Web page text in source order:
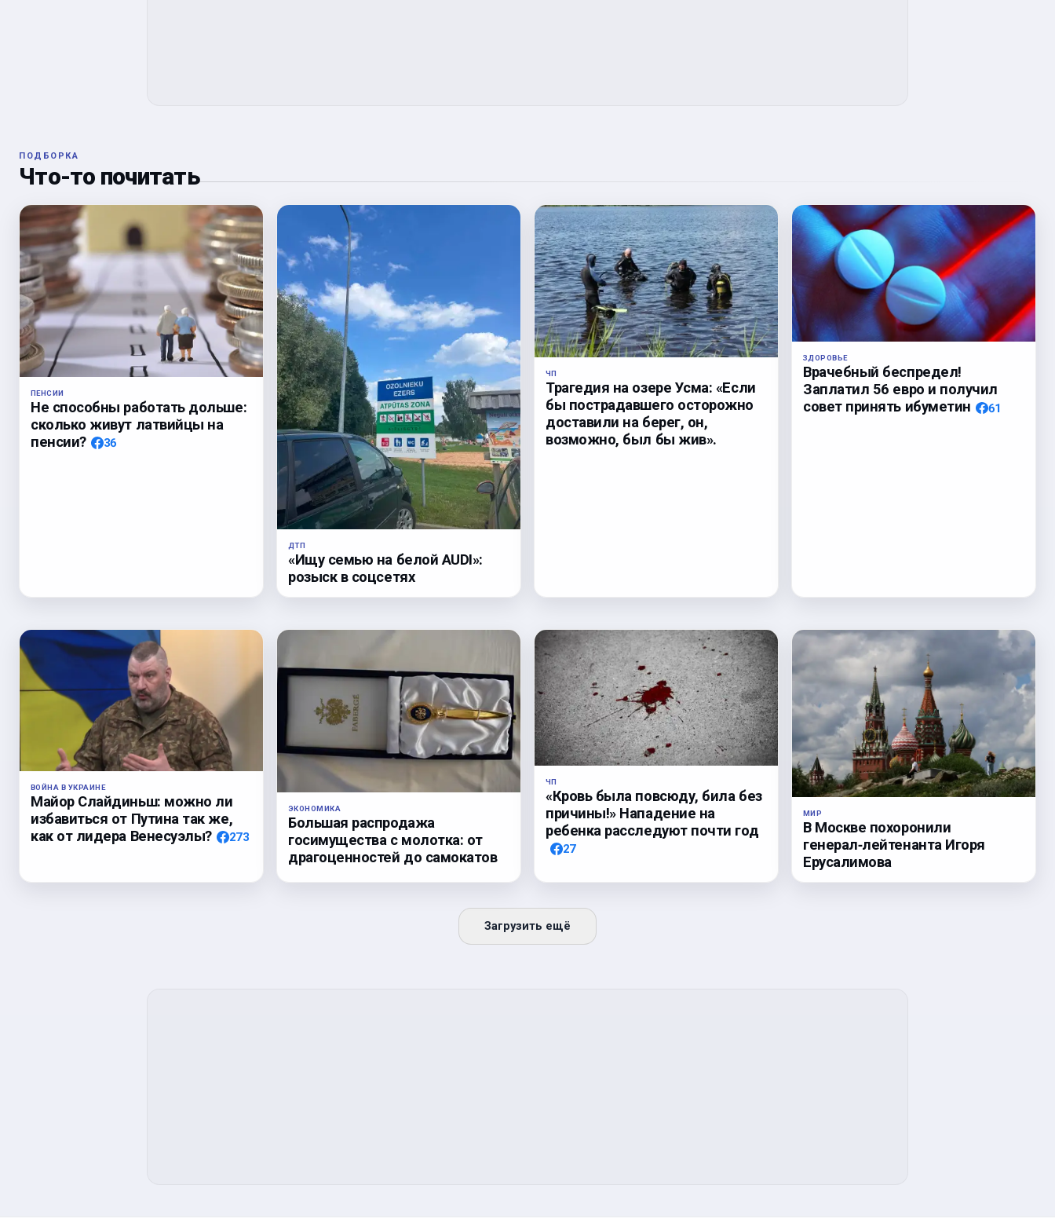
ПОДБОРКА
Что-то почитать
ПЕНСИИ
Не способны работать дольше:
сколько живут латвийцы на
пенсии?
36
ДТП
«Ищу семью на белой AUDI»:
розыск в соцсетях
ЧП
Трагедия на озере Усма: «Если
бы пострадавшего осторожно
доставили на берег, он,
возможно, был бы жив».
ЗДОРОВЬЕ
Врачебный беспредел!
Заплатил 56 евро и получил
совет принять ибуметин
61
ВОЙНА В УКРАИНЕ
Майор Слайдиньш: можно ли
избавиться от Путина так же,
как от лидера Венесуэлы?
273
ЭКОНОМИКА
Большая распродажа
госимущества с молотка: от
драгоценностей до самокатов
ЧП
«Кровь была повсюду, била без
причины!» Нападение на
ребенка расследуют почти год
27
МИР
В Москве похоронили
генерал‑лейтенанта Игоря
Ерусалимова
Загрузить ещё